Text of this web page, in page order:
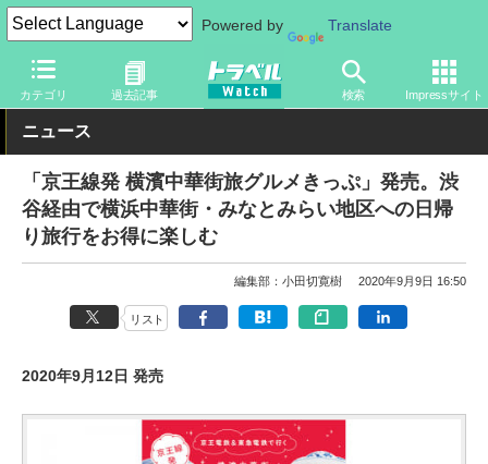
Powered by Translate
カテゴリ 過去記事 検索 Impressサイト
トラベル Watch 旅の方法 鉄旅 電車
ニュース
「京王線発 横濱中華街旅グルメきっぷ」発売。渋
谷経由で横浜中華街・みなとみらい地区への日帰
り旅行をお得に楽しむ
編集部：小田切寛樹 2020年9月9日 16:50
リスト
2020年9月12日 発売